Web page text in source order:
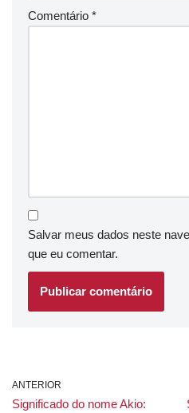
Comentário *
Salvar meus dados neste
que eu comentar.
ANTERIOR
Significado do nome Akio: